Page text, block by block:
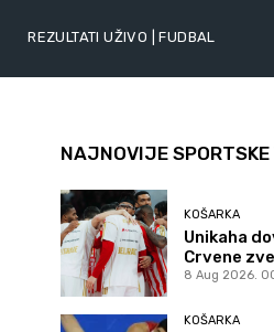
REZULTATI UŽIVO | FUDBAL
NAJNOVIJE SPORTSKE
KOŠARKA
Unikaha
Crvene
8 Aug 2026.
KOŠARKA